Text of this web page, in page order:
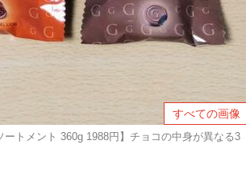
すべての画像
トメント 360g 1988円】チョコの中身が異なる3